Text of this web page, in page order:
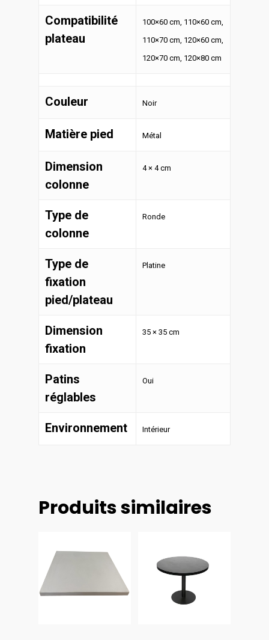
Compatibilité
plateau
100×60 cm, 110×60 cm,
110×70 cm, 120×60 cm,
120×70 cm, 120×80 cm
Couleur Noir
Matière pied Métal
Dimension
colonne
4 × 4 cm
Type de
colonne
Ronde
Type de
fixation
pied/plateau
Platine
Dimension
fixation
35 × 35 cm
Patins
réglables
Oui
Environnement Intérieur
Produits similaires